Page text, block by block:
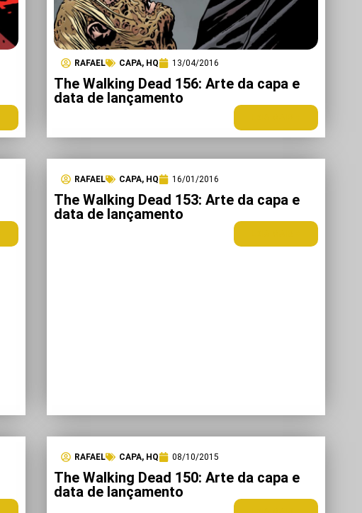
RAFAEL CAPA, HQ 13/04/2016
The Walking Dead 156: Arte da capa e
data de lançamento
RAFAEL CAPA, HQ 16/01/2016
The Walking Dead 153: Arte da capa e
data de lançamento
RAFAEL CAPA, HQ 08/10/2015
The Walking Dead 150: Arte da capa e
data de lançamento